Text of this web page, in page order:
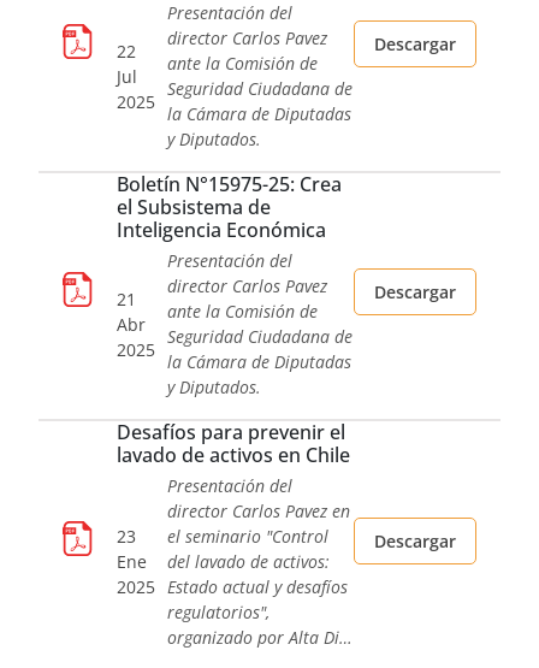
22
Jul
2025
Presentación del
director Carlos Pavez
ante la Comisión de
Seguridad Ciudadana de
la Cámara de Diputadas
y Diputados.
Descargar
Boletín N°15975-25: Crea
el Subsistema de
Inteligencia Económica
21
Abr
2025
Presentación del
director Carlos Pavez
ante la Comisión de
Seguridad Ciudadana de
la Cámara de Diputadas
y Diputados.
Descargar
Desafíos para prevenir el
lavado de activos en Chile
23
Ene
2025
Presentación del
director Carlos Pavez en
el seminario "Control
del lavado de activos:
Estado actual y desafíos
regulatorios",
organizado por Alta Di…
Descargar